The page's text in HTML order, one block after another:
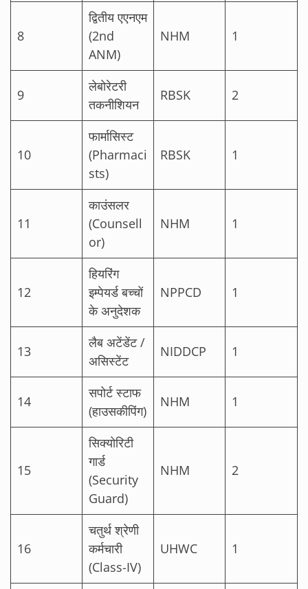
8
द्वितीय एएनएम
(2nd
ANM)
NHM 1
9
लेबोरेटरी
तकनीशियन
RBSK 2
10
फार्मासिस्ट
(Pharmaci
sts)
RBSK 1
11
काउंसलर
(Counsell
or)
NHM 1
12
हियरिंग
इम्पेयर्ड बच्चों
के अनुदेशक
NPPCD 1
13
लैब अटेंडेंट /
असिस्टेंट
NIDDCP 1
14
सपोर्ट स्टाफ
(हाउसकीपिंग)
NHM 1
15
सिक्योरिटी
गार्ड
(Security
Guard)
NHM 2
16
चतुर्थ श्रेणी
कर्मचारी
(Class-IV)
UHWC 1